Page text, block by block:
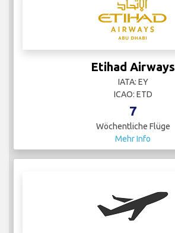
Etihad Airways
IATA: EY
ICAO: ETD
7
Wöchentliche Flüge
Mehr Info